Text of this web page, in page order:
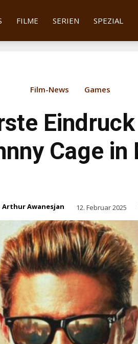
FILME SERIEN SPEZIAL
Film-News Games
Eindruck
Cage in
Arthur Awanesjan 12. Februar 2025